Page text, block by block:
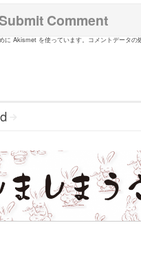
に Akismet を使っています。 コメントデータの